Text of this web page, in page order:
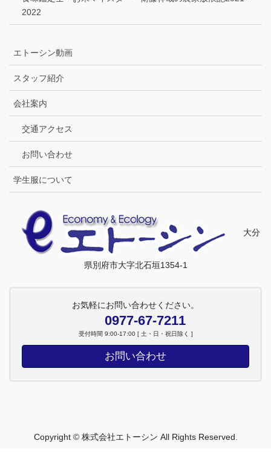
2022
エトーシン動画
スタッフ紹介
会社案内
交通アクセス
お問い合わせ
学生服について
大分
県別府市大字北石垣1354-1
お気軽にお問い合わせください。
0977-67-7211
受付時間 9:00-17:00 [ 土・日・祝日除く ]
お問い合わせ
Copyright © 株式会社エトーシン All Rights Reserved.